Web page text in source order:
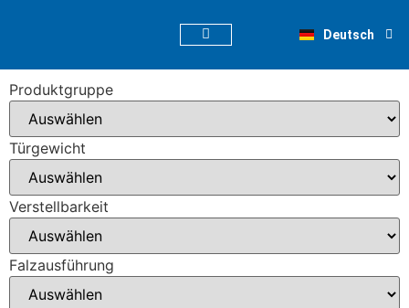
Deutsch
Nederlands
Produktgruppe
Türgewicht
Verstellbarkeit
Falzausführung